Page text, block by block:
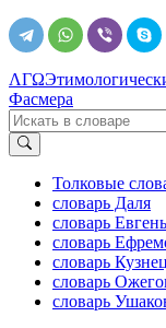
ΛΓΩ
Фасмера
Толковые
словарь Даля
словарь
словарь
словарь
словарь
словарь